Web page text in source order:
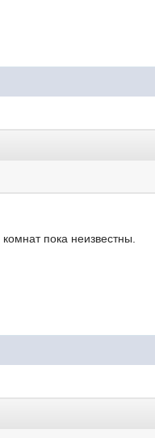
пока неизвестны.